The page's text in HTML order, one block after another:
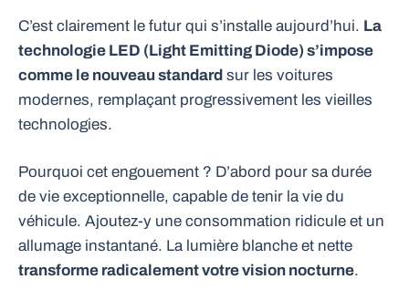
C’est clairement le futur qui s’installe aujourd’hui. La
technologie LED (Light Emitting Diode) s’impose
comme le nouveau standard sur les voitures
modernes, remplaçant progressivement les vieilles
technologies.
Pourquoi cet engouement ? D’abord pour sa durée
de vie exceptionnelle, capable de tenir la vie du
véhicule. Ajoutez-y une consommation ridicule et un
allumage instantané. La lumière blanche et nette
transforme radicalement votre vision nocturne.